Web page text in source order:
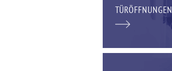
TÜRÖFFNUNGEN